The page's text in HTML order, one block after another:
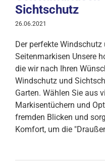
Sichtschutz
26.06.2021
Der perfekte
Seitenmarkisen Unsere
die wir nach Ihren
Windschutz und
Garten. Wählen Sie aus
Markisentüchern und
fremden Blicken und
Komfort, um die